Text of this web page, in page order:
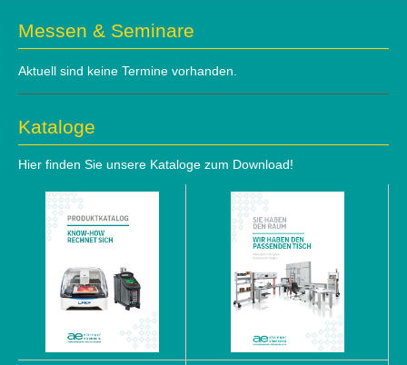
Messen & Seminare
Aktuell sind keine Termine vorhanden.
Kataloge
Hier finden Sie unsere Kataloge zum Download!